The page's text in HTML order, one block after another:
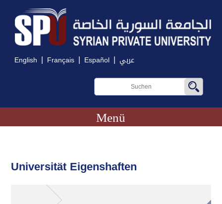
English | Français | Español | عربي
Menü
Universität Eigenshaften